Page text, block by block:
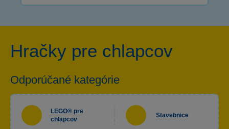
Hračky pre chlapcov
Hračky pre dievčatá Papierníctvo
Hračky pre chlapcov
Odporúčané kategórie
LEGO® pre
chlapcov
Stavebnice